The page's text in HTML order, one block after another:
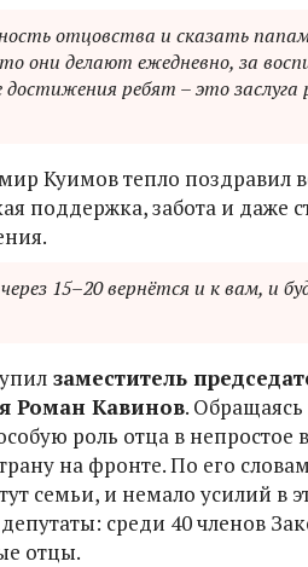
отцовства и сказать
они делают ежедневно, за
ребят – это заслуга
Куимов тепло поздравил
поддержка, забота и даже
15–20 вернётся и к вам, и
заместитель
Роман Кавинов.
роль отца в непростое
на фронте. По его
семьи, и немало усилий в
среди 40 членов
отцы.